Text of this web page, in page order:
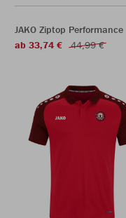
JAKO Ziptop Performance
ab 33,74 €
44,99 €